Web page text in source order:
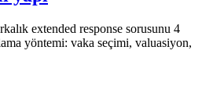
extended response sorusunu 4
yöntemi: vaka seçimi, valuasiyon,